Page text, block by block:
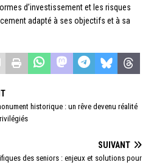
d’investissement et les risques
adapté à ses objectifs et à sa
historique : un rêve devenu réalité
SUIVANT
des seniors : enjeux et solutions pour